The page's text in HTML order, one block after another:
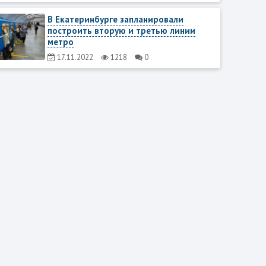
В Екатеринбурге запланировали
построить вторую и третью линии
метро
17.11.2022 1218 0